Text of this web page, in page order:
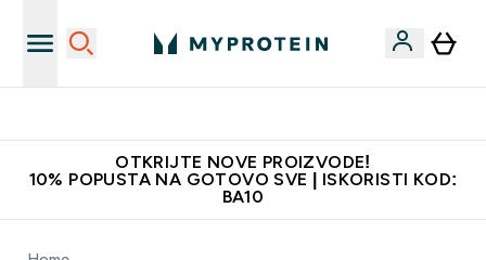
OTKRIJTE NOVE PROIZVODE!
10% POPUSTA NA GOTOVO SVE | ISKORISTI KOD:
BA10